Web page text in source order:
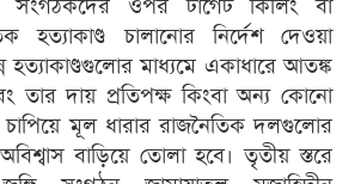
সংগঠকদের ওপর টার্গেট কিলিং বা
হত্যাকাণ্ড চালানোর নির্দেশ দেওয়া
হত্যাকাণ্ডগুলোর মাধ্যমে একাধারে আতঙ্ক
তার দায় প্রতিপক্ষ কিংবা অন্য কোনো
মূল ধারার রাজনৈতিক দলগুলোর
বাড়িয়ে তোলা হবে। তৃতীয় স্তরে